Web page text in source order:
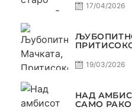
17/04/2026
19/03/2026
НАД
САМО